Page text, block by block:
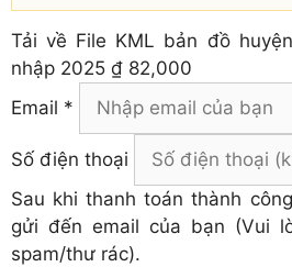
Tải về File KML bản đồ
nhập 2025 ₫ 82,000
Email *
Số điện thoại
Sau khi thanh toán thành
gửi đến email của bạn (Vui
spam/thư rác).